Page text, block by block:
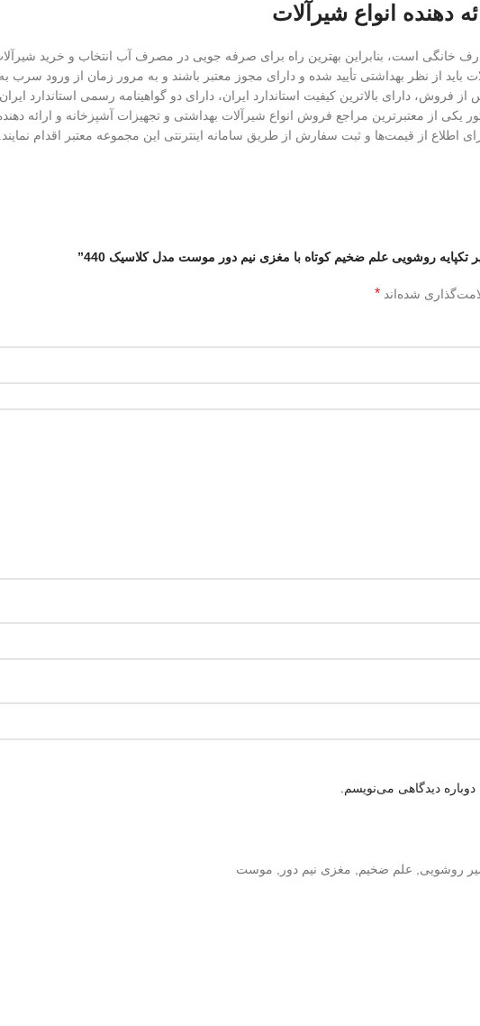
دهنده انواع شیرآلات
است، بنابراین بهترین راه برای صرفه جویی در مصرف آب انتخاب و خرید
باید از نظر بهداشتی تأیید شده و دارای مجوز معتبر باشند و به مرور زمان از ورود سرب
2 سال گارانتی و 5 سال خدمات پس از فروش، دارای بالاترین کیفیت استاندارد ایران، دارای دو گواهینامه
یکی از معتبرترین مراجع فروش انواع شیرآلات بهداشتی و تجهیزات آشپزخانه و ارائه
از قیمت‌ها و ثبت سفارش از طریق سامانه اینترنتی این مجموعه معتبر اقدام نمایند.
روشویی علم ضخیم کوتاه با مغزی نیم دور موست مدل کلاسیک 440”
شده‌اند *
دیدگاهی می‌نویسم.
روشویی, علم ضخیم, مغزی نیم دور , موست